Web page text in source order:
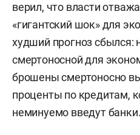
верил, что власти
«гигантский шок» для
худший прогноз сбылся:
смертоносной для
брошены смертоносно
проценты по кредитам,
неминуемо введут банки.